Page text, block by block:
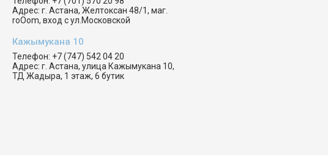
Адрес: г. Астана, Желтоксан 48/1, маг.
roOom, вход с ул.Московской
Кажымукана 10
Телефон: +7 (747) 542 04 20
Адрес: г. Астана, улица Кажымукана 10,
ТД Жадыра, 1 этаж, 6 бутик